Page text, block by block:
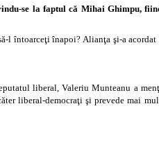
se la faptul că Mihai Ghimpu,
l întoarceţi înapoi? Alianţa şi-a
liberal, Valeriu Munteanu a
liberal-democraţi şi prevede mai